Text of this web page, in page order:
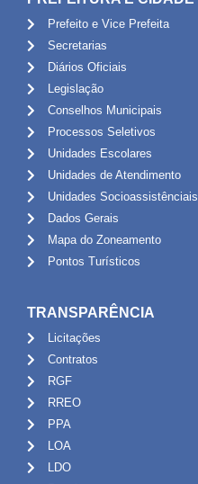
Prefeito e Vice Prefeita
Secretarias
Diários Oficiais
Legislação
Conselhos Municipais
Processos Seletivos
Unidades Escolares
Unidades de Atendimento
Unidades Socioassistênciais
Dados Gerais
Mapa do Zoneamento
Pontos Turísticos
TRANSPARÊNCIA
Licitações
Contratos
RGF
RREO
PPA
LOA
LDO